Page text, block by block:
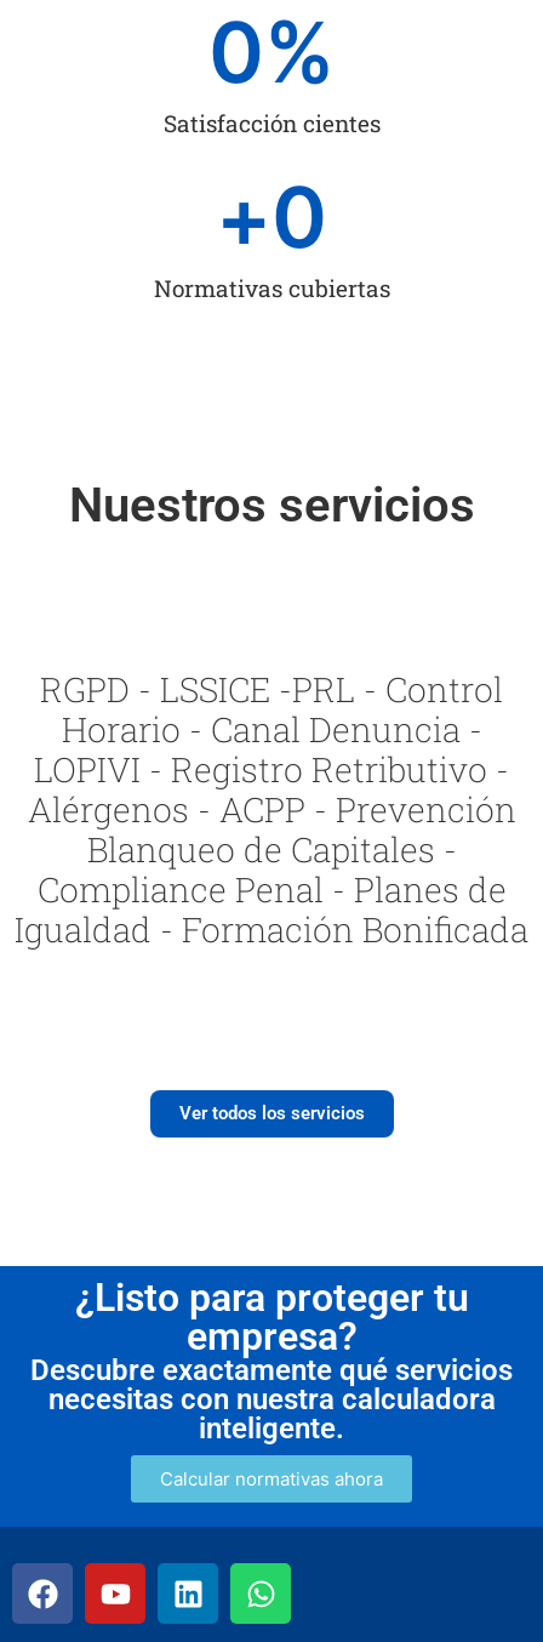
Satisfacción cientes
0%
Normativas cubiertas
+0
Nuestros servicios
RGPD - LSSICE -PRL - Control
Horario - Canal Denuncia -
LOPIVI - Registro Retributivo -
Alérgenos - ACPP - Prevención
Blanqueo de Capitales -
Compliance Penal - Planes de
Igualdad - Formación Bonificada
Ver todos los servicios
¿Listo para proteger tu
empresa?
Descubre exactamente qué servicios
necesitas con nuestra calculadora
inteligente.
Calcular normativas ahora